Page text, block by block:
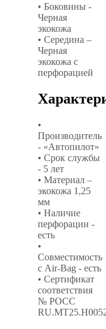
• Боковины -
Черная
экокожа
• Середина –
Черная
экокожа с
перфорацией
•
Производитель
- «Автопилот»
• Срок службы
- 5 лет
• Материал –
экокожа 1,25
мм
• Наличие
перфорации -
есть
•
Совместимость
с Air-Bag - есть
• Сертификат
соответствия
№ РОСС